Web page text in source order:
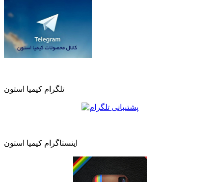
تلگرام کیمیا استون
اینستاگرام کیمیا استون